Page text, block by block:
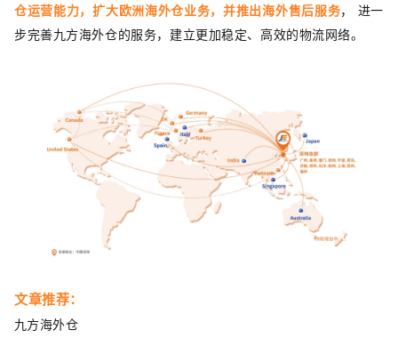
仓运营能力，扩大欧洲海外仓业务，并推出海外售后服务， 进一
步完善九方海外仓的服务，建立更加稳定、高效的物流网络。
文章推荐：
九方海外仓